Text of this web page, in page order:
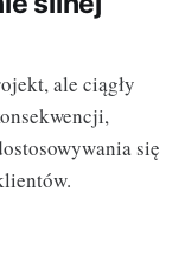
ale ciągły
się